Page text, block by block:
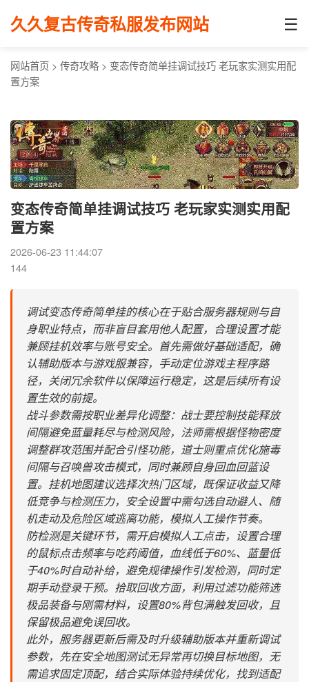
久久复古传奇私服发布网站 ☰
网站首页 > 传奇攻略 > 变态传奇简单挂调试技巧 老玩家实测实用配
置方案
变态传奇简单挂调试技巧 老玩家实测实用配
置方案
2026-06-23 11:44:07
144
调试变态传奇简单挂的核心在于贴合服务器规则与自
身职业特点，而非盲目套用他人配置，合理设置才能
兼顾挂机效率与账号安全。首先需做好基础适配，确
认辅助版本与游戏服兼容，手动定位游戏主程序路
径，关闭冗余软件以保障运行稳定，这是后续所有设
置生效的前提。
战斗参数需按职业差异化调整：战士要控制技能释放
间隔避免蓝量耗尽与检测风险，法师需根据怪物密度
调整群攻范围并配合引怪功能，道士则重点优化施毒
间隔与召唤兽攻击模式，同时兼顾自身回血回蓝设
置。挂机地图建议选择次热门区域，既保证收益又降
低竞争与检测压力，安全设置中需勾选自动避人、随
机走动及危险区域逃离功能，模拟人工操作节奏。
防检测是关键环节，需开启模拟人工点击，设置合理
的鼠标点击频率与吃药阈值，血线低于60%、蓝量低
于40%时自动补给，避免规律操作引发检测，同时定
期手动登录干预。拾取回收方面，利用过滤功能筛选
极品装备与刚需材料，设置80%背包满触发回收，且
保留极品避免误回收。
此外，服务器更新后需及时升级辅助版本并重新调试
参数，先在安全地图测试无异常再切换目标地图，无
需追求固定顶配，结合实际体验持续优化，找到适配